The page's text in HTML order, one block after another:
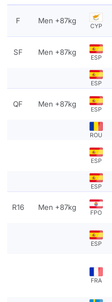
F Men +87kg
CYP
SF Men +87kg
ESP
ESP
QF Men +87kg
ESP
ROU
ESP
ESP
R16 Men +87kg
FPO
ESP
FRA